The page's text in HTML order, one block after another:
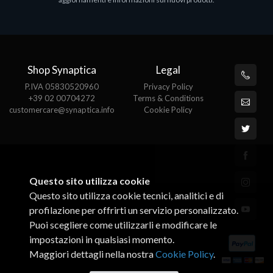
Shop Synaptica
P.IVA 05830520960
+39 02 00704272
customercare@synaptica.info
Legal
Privacy Policy
Terms & Conditions
Cookie Policy
Questo sito utilizza cookie
Questo sito utilizza cookie tecnici, analitici e di
profilazione per offrirti un servizio personalizzato.
Puoi scegliere come utilizzarli e modificare le
impostazioni in qualsiasi momento.
Maggiori dettagli nella nostraCookie Policy.